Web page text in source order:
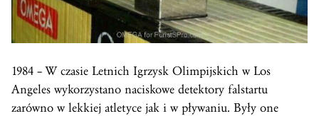
1984 – W czasie Letnich Igrzysk Olimpijskich w Los
Angeles wykorzystano naciskowe detektory falstartu
zarówno w lekkiej atletyce jak i w pływaniu. Były one